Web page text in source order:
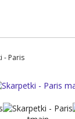
- Paris